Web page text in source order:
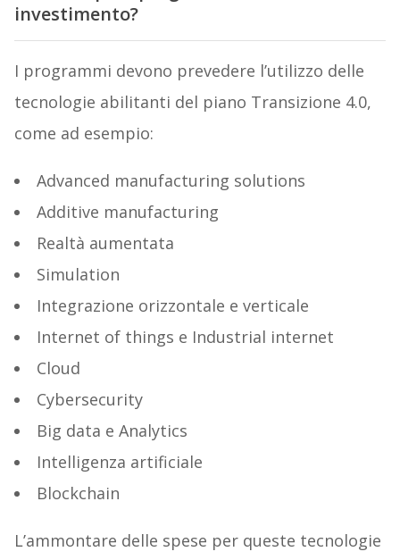
investimento?
I programmi devono prevedere l’utilizzo delle
tecnologie abilitanti del piano Transizione 4.0,
come ad esempio:
Advanced manufacturing solutions
Additive manufacturing
Realtà aumentata
Simulation
Integrazione orizzontale e verticale
Internet of things e Industrial internet
Cloud
Cybersecurity
Big data e Analytics
Intelligenza artificiale
Blockchain
L’ammontare delle spese per queste tecnologie